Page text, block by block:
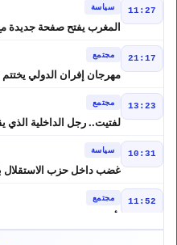
11:27 سياسة
المغرب يفتح صفحة جديدة
21:17 مجتمع
مهرجان إفران الدولي يختتم
13:23 مجتمع
10:31 سياسة
غضب داخل حزب الاستقلال
11:52 مجتمع
تأجيل محاكمة "إسكوبار
في حالة سراح